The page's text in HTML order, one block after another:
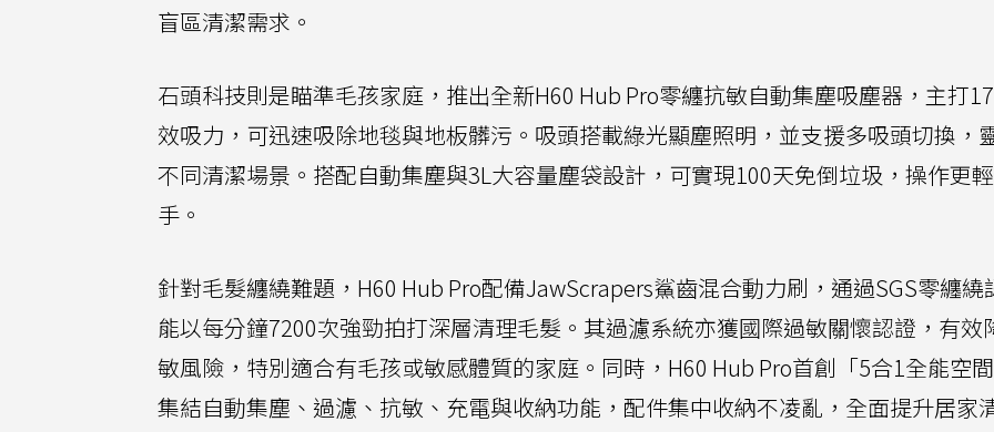
盲區清潔需求。
石頭科技則是瞄準毛孩家庭，推出全新H60 Hub Pro零纏抗敏自動集塵吸塵器，主打
效吸力，可迅速吸除地毯與地板髒污。吸頭搭載綠光顯塵照明，並支援多吸頭切換，
不同清潔場景。搭配自動集塵與3L大容量塵袋設計，可實現100天免倒垃圾，操作更
手。
針對毛髮纏繞難題，H60 Hub Pro配備JawScrapers鯊齒混合動力刷，通過SGS零纏繞
能以每分鐘7200次強勁拍打深層清理毛髮。其過濾系統亦獲國際過敏關懷認證，有效
敏風險，特別適合有毛孩或敏感體質的家庭。同時，H60 Hub Pro首創「5合1全能空
集結自動集塵、過濾、抗敏、充電與收納功能，配件集中收納不凌亂，全面提升居家